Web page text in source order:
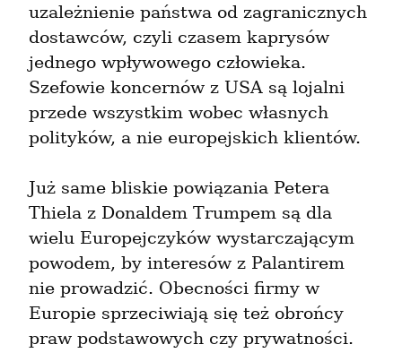
uzależnienie państwa od zagranicznych
dostawców, czyli czasem kaprysów
jednego wpływowego człowieka.
Szefowie koncernów z USA są lojalni
przede wszystkim wobec własnych
polityków, a nie europejskich klientów.
Już same bliskie powiązania Petera
Thiela z Donaldem Trumpem są dla
wielu Europejczyków wystarczającym
powodem, by interesów z Palantirem
nie prowadzić. Obecności firmy w
Europie sprzeciwiają się też obrońcy
praw podstawowych czy prywatności.